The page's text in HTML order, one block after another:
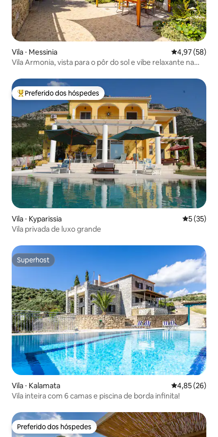
Vila ⋅ Messinia 4,97 de uma
4,97 (58)
Vila Armonia, vista para o pôr do sol e vibe relaxante na
Entre os melhores preferidos dos hóspedes
Preferido dos hóspedes
Vila ⋅ Kyparissia 5 de uma
5 (35)
Vila privada de luxo grande
Superhost
Superhost
Vila ⋅ Kalamata 4,85 de uma
4,85 (26)
Vila inteira com 6 camas e piscina de borda infinita!
Preferido dos hóspedes
Preferido dos hóspedes